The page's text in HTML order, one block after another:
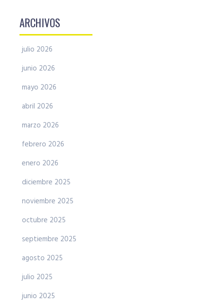
ARCHIVOS
julio 2026
junio 2026
mayo 2026
abril 2026
marzo 2026
febrero 2026
enero 2026
diciembre 2025
noviembre 2025
octubre 2025
septiembre 2025
agosto 2025
julio 2025
junio 2025